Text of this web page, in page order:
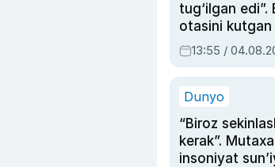
tug‘ilgan edi”.
otasini kutgan
dublyaj ustasi
Ahmedovaning
13:55 /
Dunyo
“Biroz
kerak”.
insoniyat